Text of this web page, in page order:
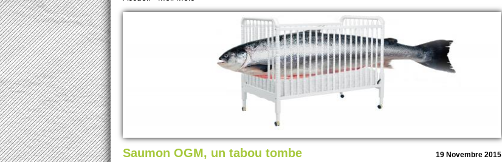
Vous êtes ici
Saumon OGM, un tabou tombe 19 Nove­mbre 2015
u